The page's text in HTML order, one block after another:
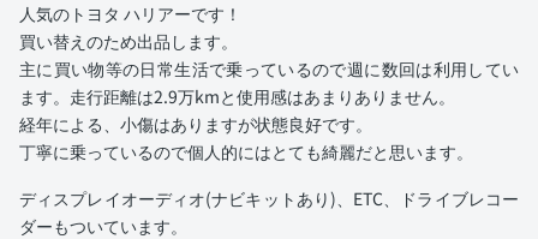
人気のトヨタ ハリアーです！
買い替えのため出品します。
主に買い物等の日常生活で乗っているので週に数回は利用してい
ます。走行距離は2.9万kmと使用感はあまりありません。
経年による、小傷はありますが状態良好です。
丁寧に乗っているので個人的にはとても綺麗だと思います。
ディスプレイオーディオ(ナビキットあり)、ETC、ドライブレコー
ダーもついています。